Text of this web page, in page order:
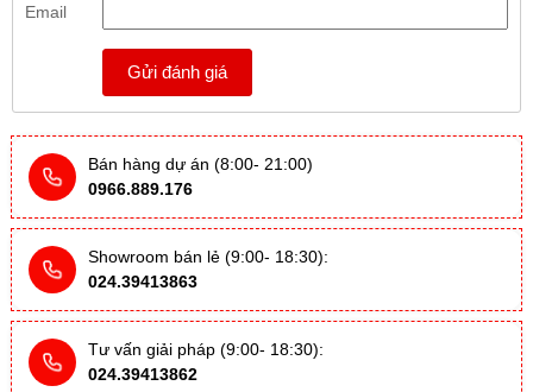
Email
Gửi đánh giá
Bán hàng dự án (8:00- 21:00)
0966.889.176
Showroom bán lẻ (9:00- 18:30):
024.39413863
Tư vấn giải pháp (9:00- 18:30):
024.39413862